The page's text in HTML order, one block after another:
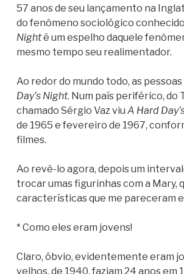
57 anos de seu lançamento na
do fenômeno sociológico
Nighté um espelho daquele
mesmo tempo seu realimentador.
Ao redor do mundo todo, as
Day’s Night. Num país periférico, do
chamado Sérgio Vaz viu A Hard
de 1965 e fevereiro de 1967,
filmes.
Ao revê-lo agora, depois um
trocar umas figurinhas com a Mary,
características que me pareceram
* Como eles eram jovens!
Claro, óbvio, evidentemente eram
velhos, de 1940, faziam 24 anos em